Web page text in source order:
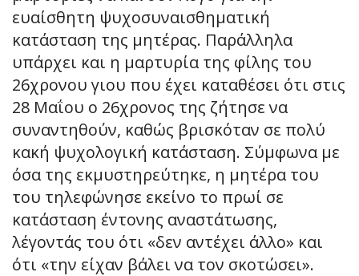
ευαίσθητη ψυχοσυναισθηματική
κατάσταση της μητέρας. Παράλληλα
υπάρχει και η μαρτυρία της φίλης του
26χρονου γιου που έχει καταθέσει ότι στις
28 Μαΐου ο 26χρονος της ζήτησε να
συναντηθούν, καθώς βρισκόταν σε πολύ
κακή ψυχολογική κατάσταση. Σύμφωνα με
όσα της εκμυστηρεύτηκε, η μητέρα του
του τηλεφώνησε εκείνο το πρωί σε
κατάσταση έντονης αναστάτωσης,
λέγοντάς του ότι «δεν αντέχει άλλο» και
ότι «την είχαν βάλει να τον σκοτώσει».